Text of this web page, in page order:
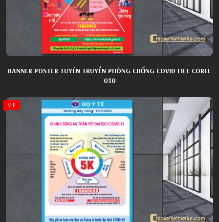
BANNER POSTER TUYÊN TRUYỀN PHÒNG CHỐNG COVID FILE COREL
030
VIP